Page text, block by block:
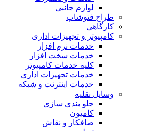
لوازم جانبی
طراح فتوشاپ
کارگاهی
کامپیوتر و تجهیزات اداری
خدمات نرم افزار
خدمات سخت افزار
کلیه خدمات کامپیوتر
خدمات تجهیزات اداری
خدمات اینترنت و شبکه
وسایل نقلیه
جلو بندی سازی
کامیون
صافکار و نقاش